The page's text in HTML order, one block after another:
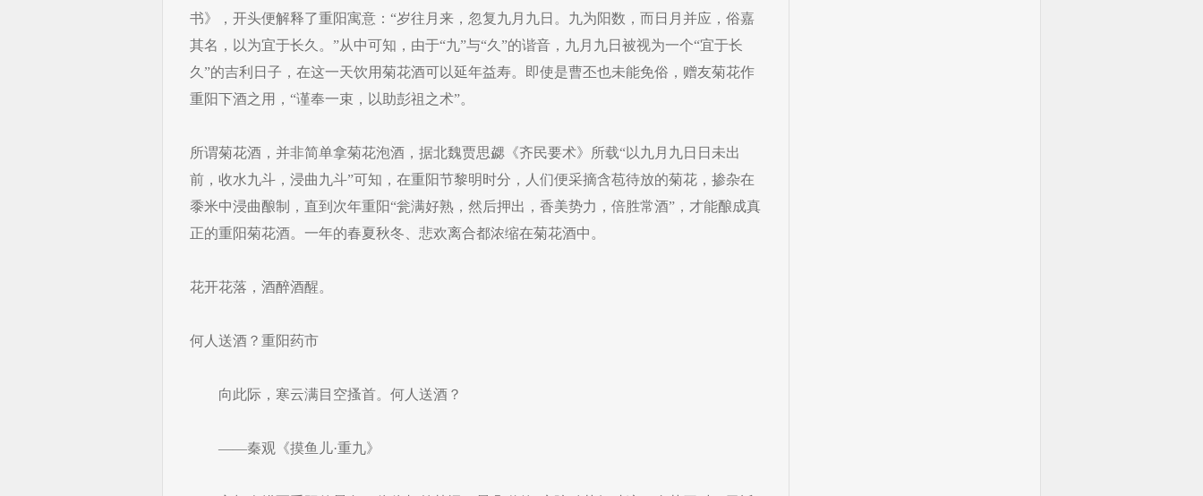
书》，开头便解释了重阳寓意：“岁往月来，忽复九月九日。九为阳数，而日月并应，俗嘉
其名，以为宜于长久。”从中可知，由于“九”与“久”的谐音，九月九日被视为一个“宜于长
久”的吉利日子，在这一天饮用菊花酒可以延年益寿。即使是曹丕也未能免俗，赠友菊花作
重阳下酒之用，“谨奉一束，以助彭祖之术”。
所谓菊花酒，并非简单拿菊花泡酒，据北魏贾思勰《齐民要术》所载“以九月九日日未出
前，收水九斗，浸曲九斗”可知，在重阳节黎明时分，人们便采摘含苞待放的菊花，掺杂在
黍米中浸曲酿制，直到次年重阳“瓮满好熟，然后押出，香美势力，倍胜常酒”，才能酿成真
正的重阳菊花酒。一年的春夏秋冬、悲欢离合都浓缩在菊花酒中。
花开花落，酒醉酒醒。
何人送酒？重阳药市
向此际，寒云满目空搔首。何人送酒？
——秦观《摸鱼儿·重九》